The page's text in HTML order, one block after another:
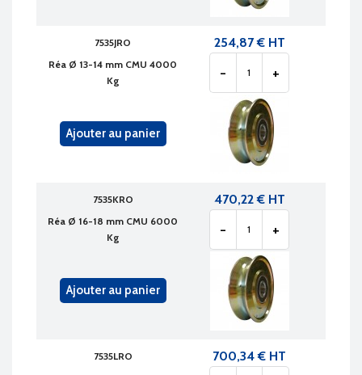
7535JRO
Réa Ø 13-14 mm CMU 4000
Kg
254,87 € HT
- +
Ajouter au panier
7535KRO
Réa Ø 16-18 mm CMU 6000
Kg
470,22 € HT
- +
Ajouter au panier
7535LRO 700,34 € HT